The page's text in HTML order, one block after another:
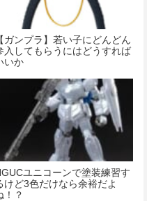
【ガンプラ】若い子にどんどん
入してもらうにはどうすれば
いか
ユニコーンで塗装練習す
けど3色だけなら余裕だよ
！？